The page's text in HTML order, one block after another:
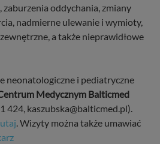
oddychania, zmiany
nadmierne ulewanie i wymioty,
a także nieprawidłowe
neonatologiczne i pediatryczne
Medycznym Balticmed
424, kaszubska@balticmed.pl).
. Wizyty można także umawiać